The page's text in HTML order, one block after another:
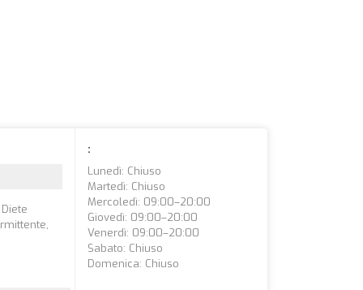
:
Lunedì: Chiuso
Martedì: Chiuso
Mercoledì: 09:00–20:00
Giovedì: 09:00–20:00
Venerdì: 09:00–20:00
Sabato: Chiuso
Domenica: Chiuso